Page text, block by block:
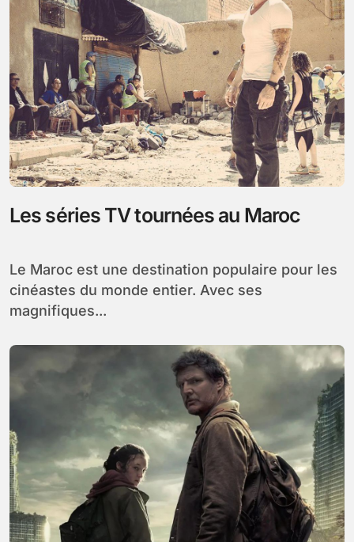
Les séries TV tournées au Maroc
Le Maroc est une destination populaire pour les
cinéastes du monde entier. Avec ses
magnifiques...